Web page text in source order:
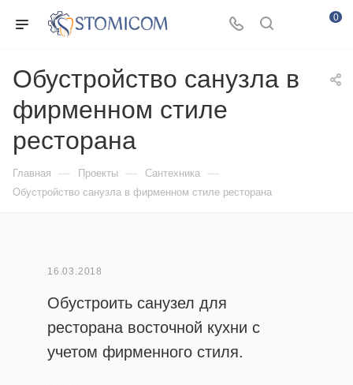
0
Обустройство санузла в
фирменном стиле
ресторана
Главная — Проекты — Сантехника —
Обустройство санузла в фирменном стиле ресторана
16.03.2018
Обустроить санузел для
ресторана восточной кухни с
учетом фирменного стиля.